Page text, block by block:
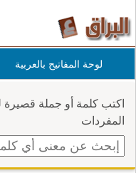
لوحة المفاتيح بالعربية
اكتب كلمة أو جملة
المفردات